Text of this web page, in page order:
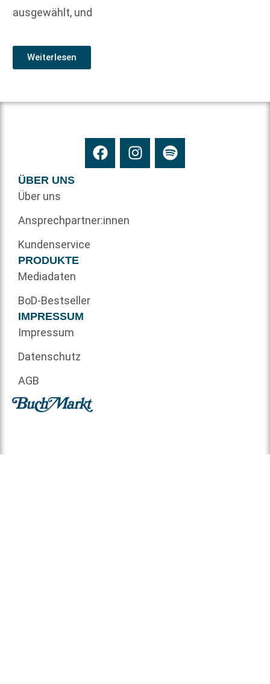
ausgewählt, und
Weiterlesen
ÜBER UNS
Über uns
Ansprechpartner:innen
Kundenservice
PRODUKTE
Mediadaten
BoD-Bestseller
IMPRESSUM
Impressum
Datenschutz
AGB